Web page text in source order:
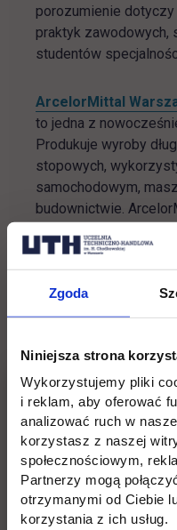
Zgoda
Niniejsza strona
Wykorzystujemy pliki
i reklam, aby oferować
analizować ruch w
korzystasz z naszej
społecznościowym,
Partnerzy mogą
otrzymanymi od Ciebie
korzystania z ich usług.
porozumienie
praktyk zawodowych,
studentów
ArcelorMittal
to jedna z
Produkuje wyroby
stopowych,
samochodowym,
budownictwie.
elektryczną, mogącą
gatunków stali,
żebrowanych oraz
transportowane są
złom, jesteśmy
recyklingowym w
można przetwarzać
TWÓRZ Z NAMI
Więcej informacji:
22 e-mail: